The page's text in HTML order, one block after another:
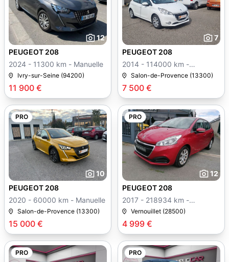
12
11 900 €
PEUGEOT 208
2024 - 11300 km - Manuelle
Ivry-sur-Seine (94200)
7
7 500 €
PEUGEOT 208
2014 - 114000 km -
Manuelle
Salon-de-Provence (13300)
PRO
10
15 000 €
PEUGEOT 208
2020 - 60000 km - Manuelle
Salon-de-Provence (13300)
PRO
12
4 999 €
PEUGEOT 208
2017 - 218934 km -
Manuelle
Vernouillet (28500)
PRO PRO